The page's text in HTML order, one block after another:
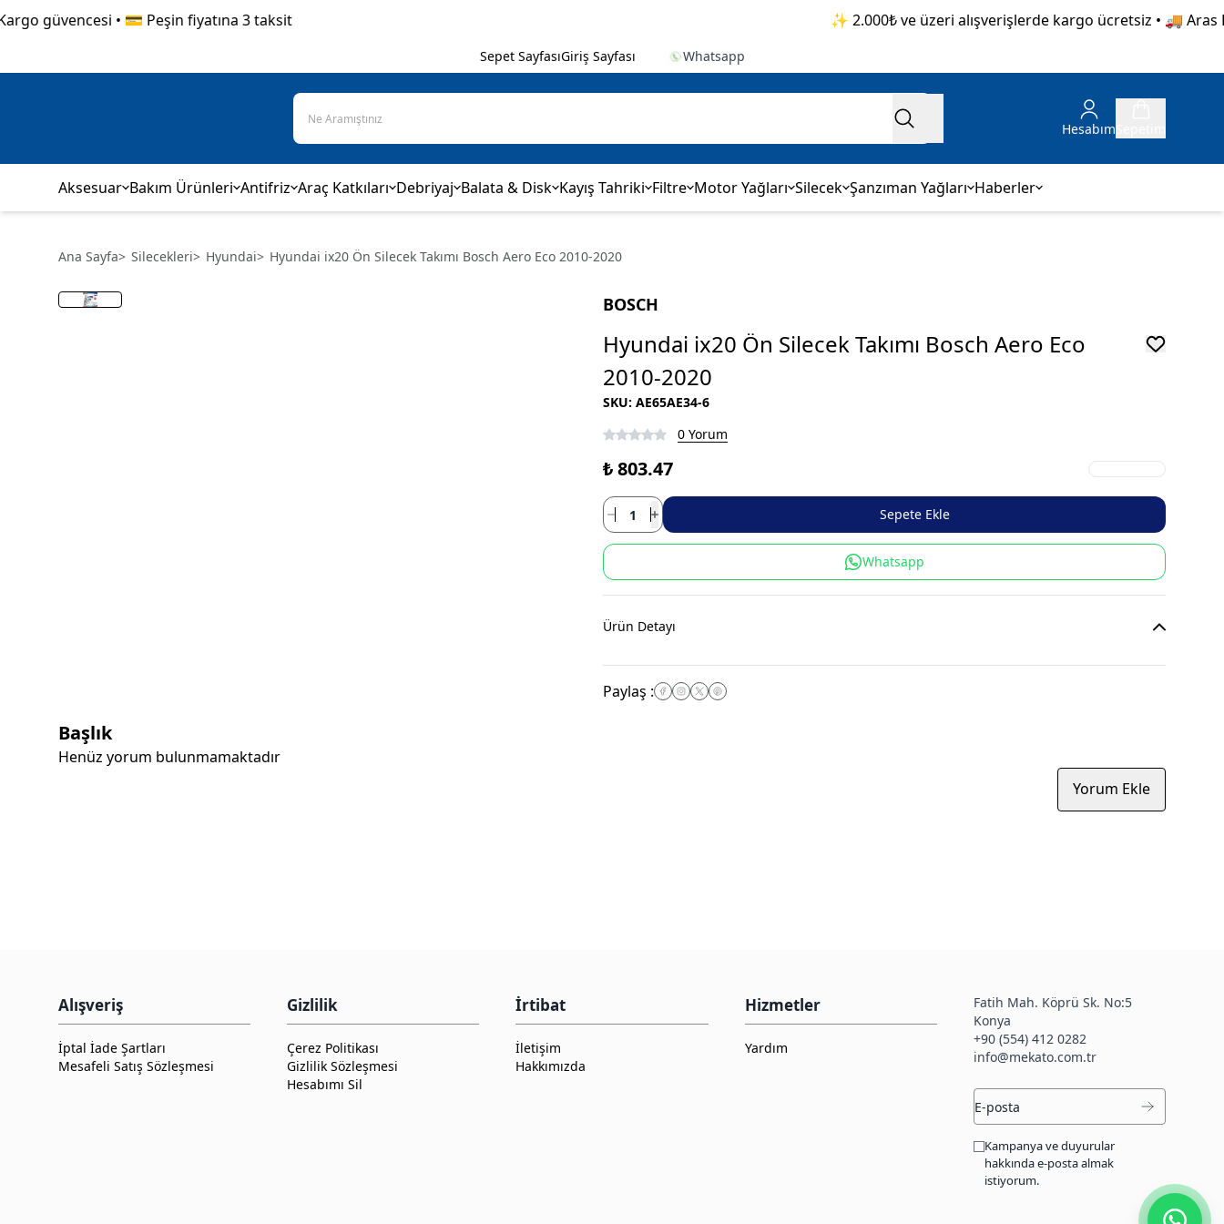
güvencesi • 💳 Peşin fiyatına 3 taksit ✨ 2.000₺ ve üzeri alışverişlerde kargo ücretsiz • 🚚 Aras
Sepet SayfasıGiriş Sayfası Whatsapp
Hesabım
Aksesuar Bakım Ürünleri Antifriz Araç Katkıları Debriyaj Balata & Disk Kayış Tahriki Filtre Motor Yağları Silecek Şanzıman Yağları Haberler
Ana Sayfa> Silecekleri> Hyundai> Hyundai ix20 Ön Silecek Takımı Bosch Aero Eco 2010-2020
BOSCH
Hyundai ix20 Ön Silecek Takımı Bosch Aero Eco
2010-2020
SKU: AE65AE34-6
0 Yorum
₺ 803.47
Sepete Ekle
Whatsapp
Ürün Detayı
Paylaş :
Başlık
Henüz yorum bulunmamaktadır
Yorum Ekle
Alışveriş
İptal İade Şartları
Mesafeli Satış Sözleşmesi
Gizlilik
Çerez Politikası
Gizlilik Sözleşmesi
Hesabımı Sil
İrtibat
İletişim
Hakkımızda
Hizmetler
Yardım
Fatih Mah. Köprü Sk. No:5
Konya
+90 (554) 412 0282
info@mekato.com.tr
Kampanya ve duyurular
hakkında e-posta almak
istiyorum.